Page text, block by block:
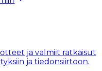
ja valmiit ratkaisut
ja tiedonsiirtoon.